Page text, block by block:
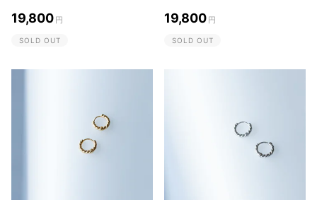
19,800 円
SOLD OUT
19,800 円
SOLD OUT